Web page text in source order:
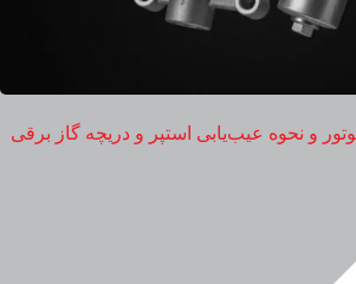
و نحوه عیب‌یابی استپر و دریچه گاز برقی